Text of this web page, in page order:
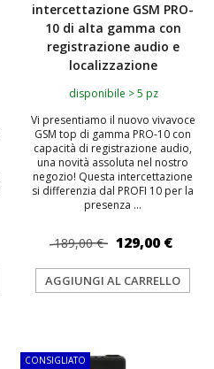
intercettazione GSM PRO-
10 di alta gamma con
registrazione audio e
localizzazione
disponibile > 5 pz
Vi presentiamo il nuovo vivavoce
GSM top di gamma PRO-10 con
capacità di registrazione audio,
una novità assoluta nel nostro
negozio! Questa intercettazione
si differenzia dal PROFI 10 per la
presenza ...
189,00 € 129,00 €
AGGIUNGI AL CARRELLO
CONSIGLIATO